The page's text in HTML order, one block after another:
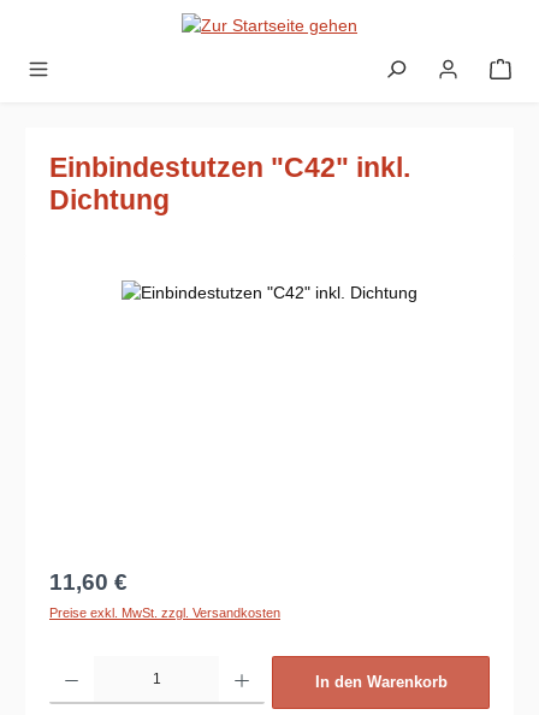
Zum Hauptinhalt springen
Einbindestutzen "C42" inkl.
Dichtung
Bildergalerie überspringen
Regulärer Preis:
11,60 €
Preise exkl. MwSt. zzgl. Versandkosten
In den Warenkorb